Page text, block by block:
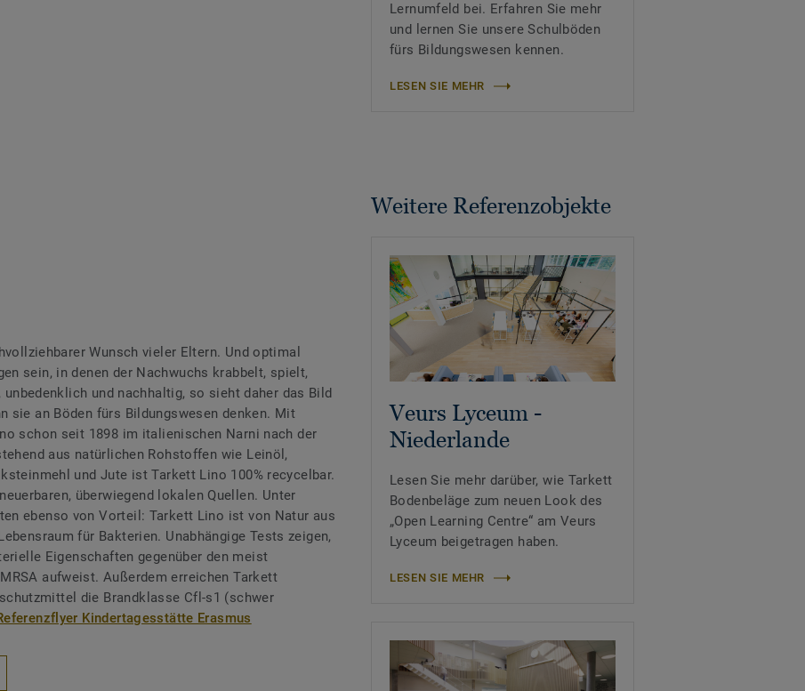
Wunsch vieler Eltern. Und optimal
sein, in denen der Nachwuchs krabbelt, spielt,
und nachhaltig, so sieht daher das Bild
sie an Böden fürs Bildungswesen denken. Mit
schon seit 1898 im italienischen Narni nach der
aus natürlichen Rohstoffen wie Leinöl,
und Jute ist Tarkett Lino 100% recycelbar.
überwiegend lokalen Quellen. Unter
ebenso von Vorteil: Tarkett Lino ist von Natur aus
für Bakterien. Unabhängige Tests zeigen,
Eigenschaften gegenüber den meist
aufweist. Außerdem erreichen Tarkett
die Brandklasse Cfl-s1 (schwer
Kindertagesstätte Erasmus
Lernumfeld bei. Erfahren Sie mehr
und lernen Sie unsere Schulböden
fürs Bildungswesen kennen.
LESEN SIE MEHR
Weitere Referenzobjekte
Veurs Lyceum -
Niederlande
Lesen Sie mehr darüber, wie Tarkett
Bodenbeläge zum neuen Look des
„Open Learning Centre“ am Veurs
Lyceum beigetragen haben.
LESEN SIE MEHR